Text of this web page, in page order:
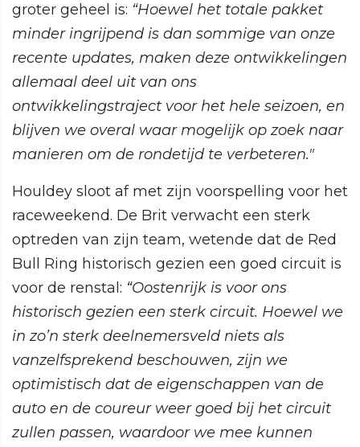
groter geheel is: “Hoewel het totale pakket
minder ingrijpend is dan sommige van onze
recente updates, maken deze ontwikkelingen
allemaal deel uit van ons
ontwikkelingstraject voor het hele seizoen, en
blijven we overal waar mogelijk op zoek naar
manieren om de rondetijd te verbeteren."
Houldey sloot af met zijn voorspelling voor het
raceweekend. De Brit verwacht een sterk
optreden van zijn team, wetende dat de Red
Bull Ring historisch gezien een goed circuit is
voor de renstal: “Oostenrijk is voor ons
historisch gezien een sterk circuit. Hoewel we
in zo’n sterk deelnemersveld niets als
vanzelfsprekend beschouwen, zijn we
optimistisch dat de eigenschappen van de
auto en de coureur weer goed bij het circuit
zullen passen, waardoor we mee kunnen